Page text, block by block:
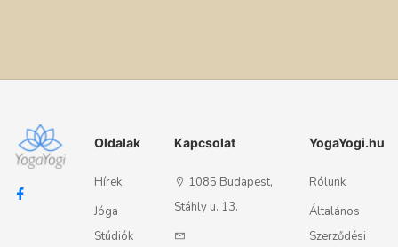
Oldalak
Hírek
Jóga
Stúdiók
Kapcsolat
1085 Budapest,
Stáhly u. 13.
YogaYogi.hu
Rólunk
Általános
Szerződési